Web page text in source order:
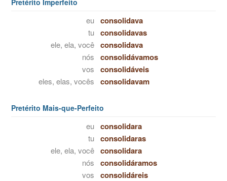
Pretérito Imperfeito
eu consolidava
tu consolidavas
ele, ela, você consolidava
nós consolidávamos
vos consolidáveis
eles, elas, vocês consolidavam
Pretérito Mais-que-Perfeito
eu consolidara
tu consolidaras
ele, ela, você consolidara
nós consolidáramos
vos consolidáreis